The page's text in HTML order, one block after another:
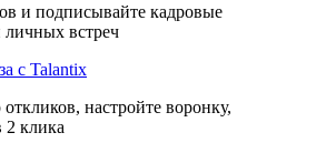
и подписывайте кадровые
личных встреч
с Talantix
настройте воронку,
2 клика